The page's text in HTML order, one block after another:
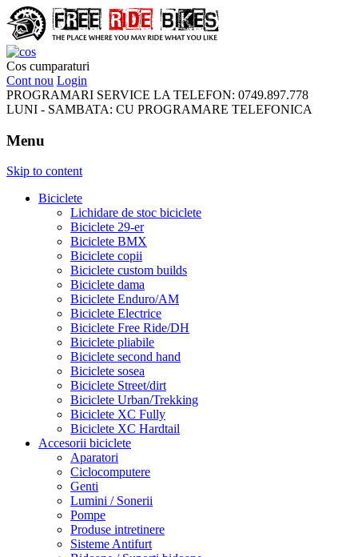
FreeRideBikes
Cos cumparaturi
Cont nou Login
PROGRAMARI SERVICE LA TELEFON: 0749.897.778
LUNI - SAMBATA: CU PROGRAMARE TELEFONICA
Menu
Skip to content
Biciclete
Lichidare de stoc biciclete
Biciclete 29-er
Biciclete BMX
Biciclete copii
Biciclete custom builds
Biciclete dama
Biciclete Enduro/AM
Biciclete Electrice
Biciclete Free Ride/DH
Biciclete pliabile
Biciclete second hand
Biciclete sosea
Biciclete Street/dirt
Biciclete Urban/Trekking
Biciclete XC Fully
Biciclete XC Hardtail
Accesorii biciclete
Aparatori
Ciclocomputere
Genti
Lumini / Sonerii
Pompe
Produse intretinere
Sisteme Antifurt